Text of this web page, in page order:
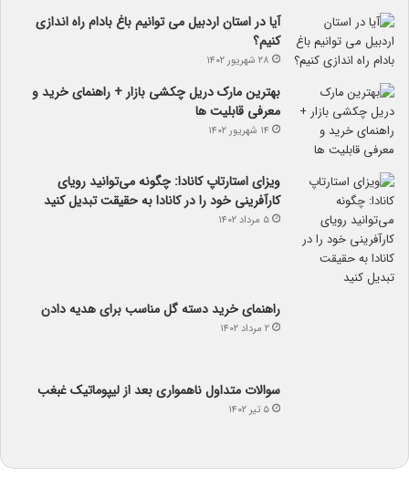
آیا در استان اردبیل می توانیم باغ بادام راه اندازی
کنیم؟
۲۸ شهریور ۱۴۰۲
بهترین مارک دریل چکشی بازار + راهنمای خرید و
معرفی قابلیت ها
۱۴ شهریور ۱۴۰۲
ویزای استارتاپ کانادا: چگونه می‌توانید رویای
کارآفرینی خود را در کانادا به حقیقت تبدیل کنید
۵ مرداد ۱۴۰۲
راهنمای خرید دسته گل مناسب برای هدیه دادن
۲ مرداد ۱۴۰۲
سوالات متداول ناهمواری بعد از لیپوماتیک غبغب
۵ تیر ۱۴۰۲